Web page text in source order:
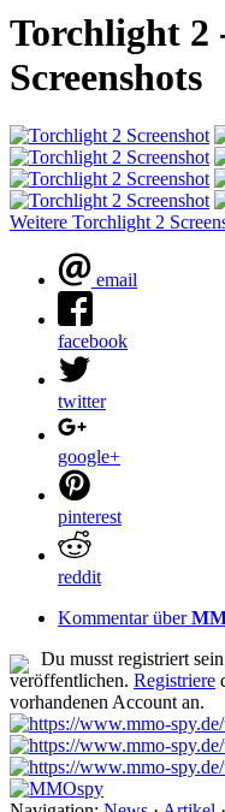
Torchlight 2
Screenshots
Weitere Torchlight 2
email
facebook
twitter
google+
pinterest
reddit
Kommentar über
Du musst registriert
veröffentlichen. Registriere
vorhandenen Account an.